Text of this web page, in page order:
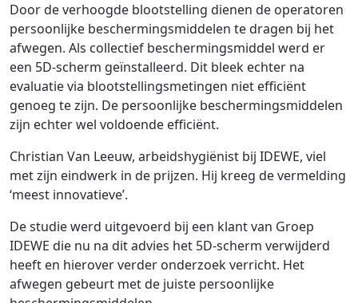
Door de verhoogde blootstelling dienen de operatoren
persoonlijke beschermingsmiddelen te dragen bij het
afwegen. Als collectief beschermingsmiddel werd er
een 5D-scherm geïnstalleerd. Dit bleek echter na
evaluatie via blootstellingsmetingen niet efficiënt
genoeg te zijn. De persoonlijke beschermingsmiddelen
zijn echter wel voldoende efficiënt.
Christian Van Leeuw, arbeidshygiënist bij IDEWE, viel
met zijn eindwerk in de prijzen. Hij kreeg de vermelding
‘meest innovatieve’.
De studie werd uitgevoerd bij een klant van Groep
IDEWE die nu na dit advies het 5D-scherm verwijderd
heeft en hierover verder onderzoek verricht. Het
afwegen gebeurt met de juiste persoonlijke